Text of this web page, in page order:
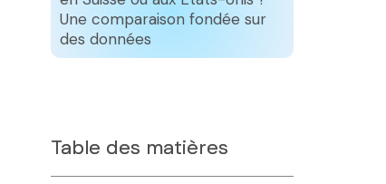
Une comparaison fondée sur
des données
Table des matières